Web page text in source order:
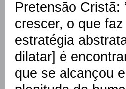
Pretensão Cristã:
crescer, o que
estratégia
dilatar] é
que se alcançou